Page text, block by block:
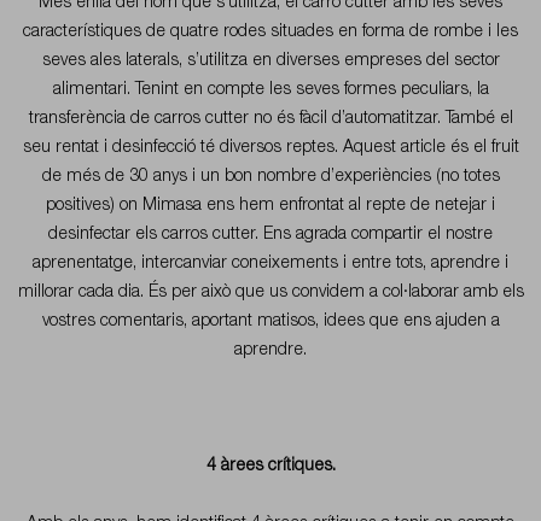
Més enllà del nom que s’utilitza, el carro cutter amb les seves
característiques de quatre rodes situades en forma de rombe i les
seves ales laterals, s’utilitza en diverses empreses del sector
alimentari. Tenint en compte les seves formes peculiars, la
transferència de carros cutter no és fàcil d’automatitzar. També el
seu rentat i desinfecció té diversos reptes. Aquest article és el fruit
de més de 30 anys i un bon nombre d’experiències (no totes
positives) on Mimasa ens hem enfrontat al repte de netejar i
desinfectar els carros cutter. Ens agrada compartir el nostre
aprenentatge, intercanviar coneixements i entre tots, aprendre i
millorar cada dia. És per això que us convidem a col·laborar amb els
vostres comentaris, aportant matisos, idees que ens ajuden a
aprendre.
4 àrees crítiques.